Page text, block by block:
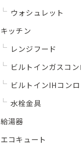
ウォシュレット
キッチン
レンジフード
ビルトインガスコン
ビルトインIHコンロ
水栓金具
給湯器
エコキュート